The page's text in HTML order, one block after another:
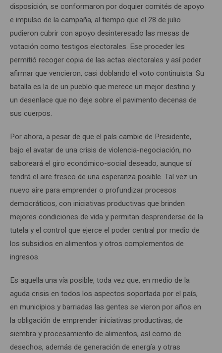
disposición, se conformaron por doquier comités de apoyo
e impulso de la campaña, al tiempo que el 28 de julio
pudieron cubrir con apoyo desinteresado las mesas de
votación como testigos electorales. Ese proceder les
permitió recoger copia de las actas electorales y así poder
afirmar que vencieron, casi doblando el voto continuista. Su
batalla es la de un pueblo que merece un mejor destino y
un desenlace que no deje sobre el pavimento decenas de
sus cuerpos.
Por ahora, a pesar de que el país cambie de Presidente,
bajo el avatar de una crisis de violencia-negociación, no
saboreará el giro económico-social deseado, aunque sí
tendrá el aire fresco de una esperanza posible. Tal vez un
nuevo aire para emprender o profundizar procesos
democráticos, con iniciativas productivas que brinden
mejores condiciones de vida y permitan desprenderse de la
tutela y el control que ejerce el poder central por medio de
los subsidios en alimentos y otros complementos de
ingresos.
Es aquella una vía posible, toda vez que, en medio de la
aguda crisis en todos los aspectos soportada por el país,
en municipios y barriadas las gentes se vieron por años en
la obligación de emprender iniciativas productivas, de
siembra y procesamiento de alimentos, así como de
desechos, además de generación de energía y otras